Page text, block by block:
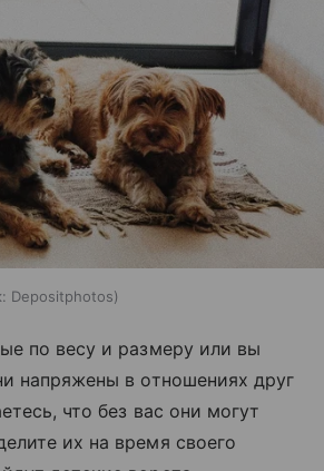
Depositphotos
по весу и размеру или вы
напряжены в отношениях друг
что без вас они могут
их на время своего